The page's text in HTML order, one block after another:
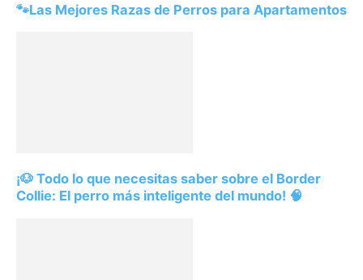
🐾Las Mejores Razas de Perros para Apartamentos
¡🐶 Todo lo que necesitas saber sobre el Border
Collie: El perro más inteligente del mundo! 🧠